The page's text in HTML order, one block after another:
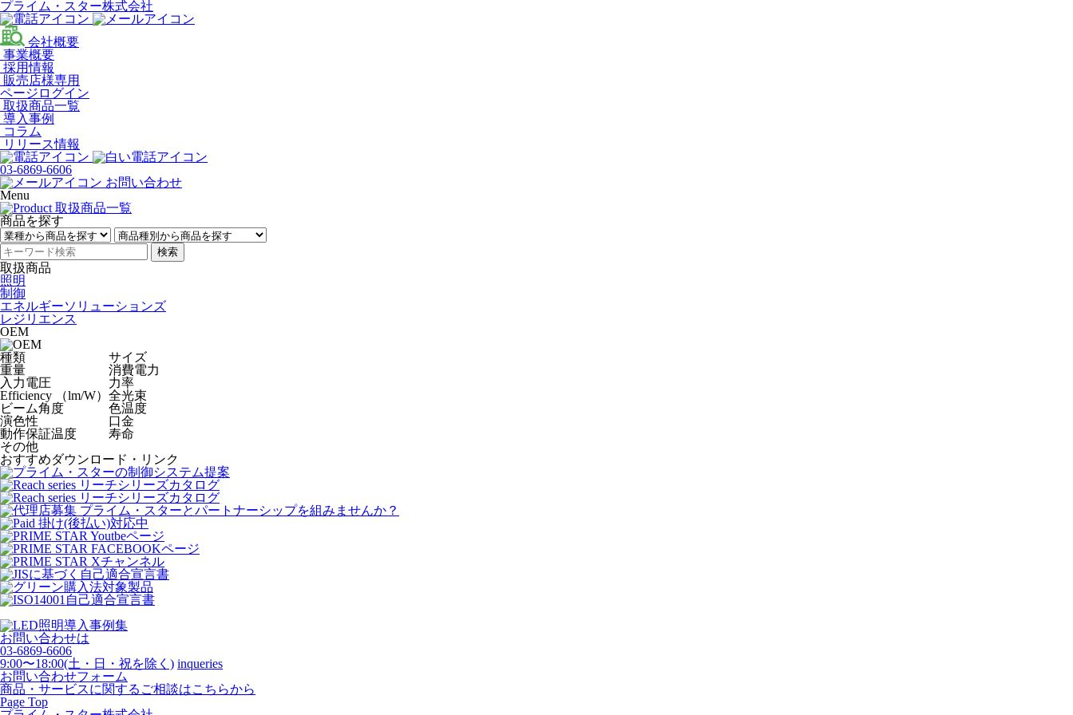
プライム・スター株式会社
会社概要
事業概要
採用情報
販売店様専用
ページログイン
取扱商品一覧
導入事例
コラム
リリース情報
03-6869-6606
お問い合わせ
Menu
商品を探す
検索
取扱商品
照明
制御
エネルギーソリューションズ
レジリエンス
OEM
種類
サイズ
重量
消費電力
入力電圧
力率
Efficiency （lm/W） 全光束
ビーム角度
色温度
演色性
口金
動作保証温度
寿命
その他
おすすめダウンロード・リンク
お問い合わせは
03-6869-6606
9:00〜18:00(土・日・祝を除く) inqueries
お問い合わせフォーム
商品・サービスに関するご相談はこちらから
Page Top